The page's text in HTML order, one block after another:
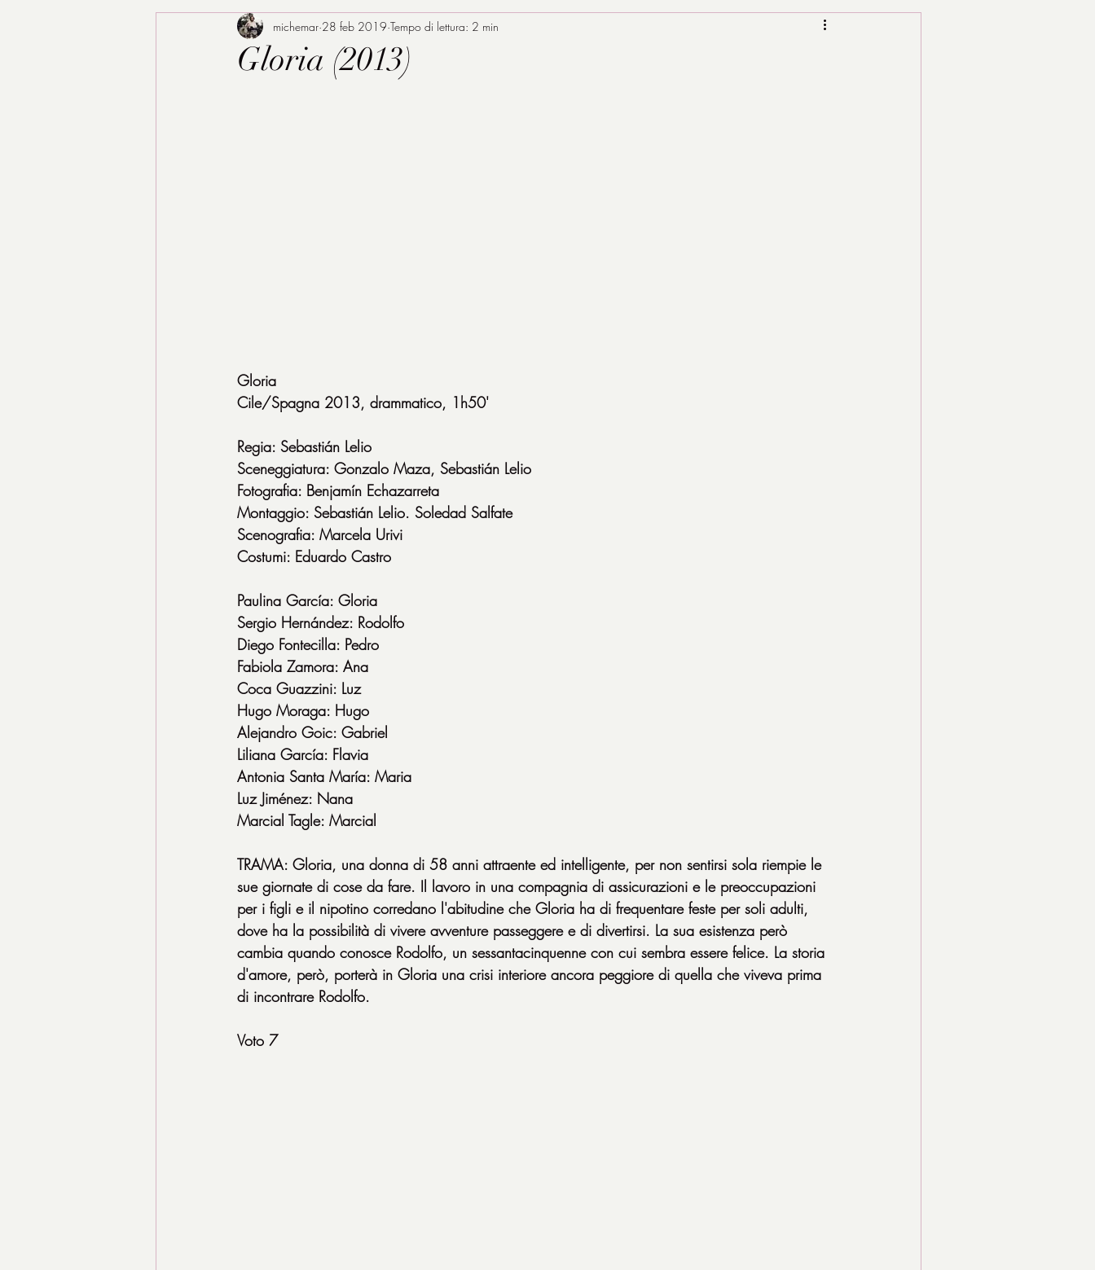
Gloria (2013)
michemar 28 feb 2019 Tempo di lettura: 2 min
Gloria
Cile/Spagna 2013, drammatico, 1h50'
Regia: Sebastián Lelio
Sceneggiatura: Gonzalo Maza, Sebastián Lelio
Fotografia: Benjamín Echazarreta
Montaggio: Sebastián Lelio. Soledad Salfate
Scenografia: Marcela Urivi
Costumi: Eduardo Castro
Paulina García: Gloria
Sergio Hernández: Rodolfo
Diego Fontecilla: Pedro
Fabiola Zamora: Ana
Coca Guazzini: Luz
Hugo Moraga: Hugo
Alejandro Goic: Gabriel
Liliana García: Flavia
Antonia Santa María: Maria
Luz Jiménez: Nana
Marcial Tagle: Marcial
TRAMA: Gloria, una donna di 58 anni attraente ed intelligente, per non sentirsi sola riempie le
sue giornate di cose da fare. Il lavoro in una compagnia di assicurazioni e le preoccupazioni
per i figli e il nipotino corredano l'abitudine che Gloria ha di frequentare feste per soli adulti,
dove ha la possibilità di vivere avventure passeggere e di divertirsi. La sua esistenza però
cambia quando conosce Rodolfo, un sessantacinquenne con cui sembra essere felice. La storia
d'amore, però, porterà in Gloria una crisi interiore ancora peggiore di quella che viveva prima
di incontrare Rodolfo.
Voto 7